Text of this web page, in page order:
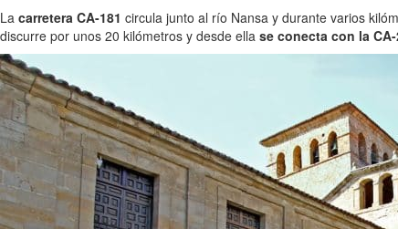
La carretera CA-181 circula junto al río Nansa y durante varios
discurre por unos 20 kilómetros y desde ella se conecta con la